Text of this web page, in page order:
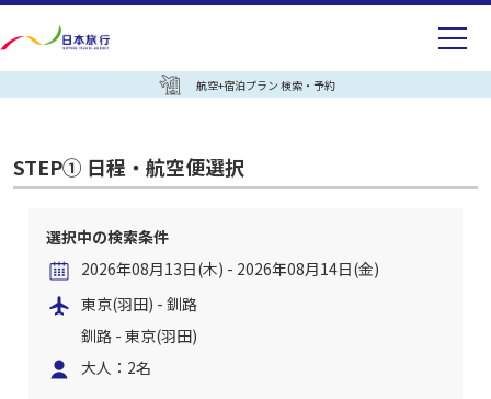
航空+宿泊プラン 検索・予約
STEP① 日程・航空便選択
選択中の検索条件
2026年08月13日(木) - 2026年08月14日(金)
東京(羽田) - 釧路
釧路 - 東京(羽田)
大人：2名